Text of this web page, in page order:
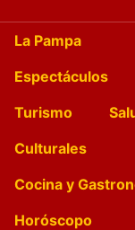
La Pampa
Espectáculos
Turismo
Culturales
Cocina y
Horóscopo